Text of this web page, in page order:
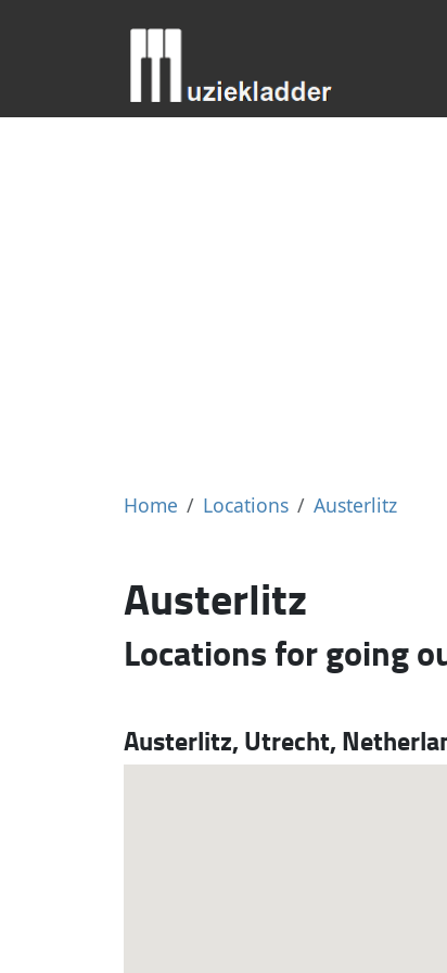
Home Locations Austerlitz
Austerlitz
Locations for going
Austerlitz, Utrecht,